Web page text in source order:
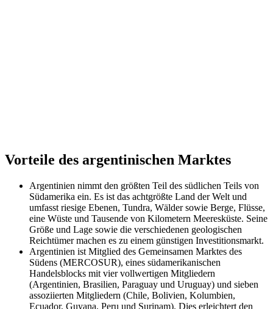
Vorteile des argentinischen Marktes
Argentinien nimmt den größten Teil des südlichen Teils von
Südamerika ein. Es ist das achtgrößte Land der Welt und
umfasst riesige Ebenen, Tundra, Wälder sowie Berge, Flüsse,
eine Wüste und Tausende von Kilometern Meeresküste. Seine
Größe und Lage sowie die verschiedenen geologischen
Reichtümer machen es zu einem günstigen Investitionsmarkt.
Argentinien ist Mitglied des Gemeinsamen Marktes des
Südens (MERCOSUR), eines südamerikanischen
Handelsblocks mit vier vollwertigen Mitgliedern
(Argentinien, Brasilien, Paraguay und Uruguay) und sieben
assoziierten Mitgliedern (Chile, Bolivien, Kolumbien,
Ecuador, Guyana, Peru und Surinam). Dies erleichtert den